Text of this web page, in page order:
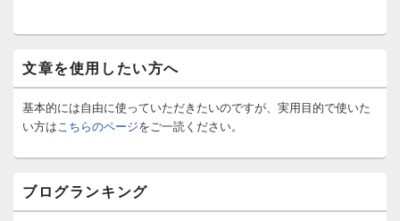
文章を使用したい方へ
基本的には自由に使っていただきたいのですが、実用目的で使いた
い方はこちらのページをご一読ください。
ブログランキング